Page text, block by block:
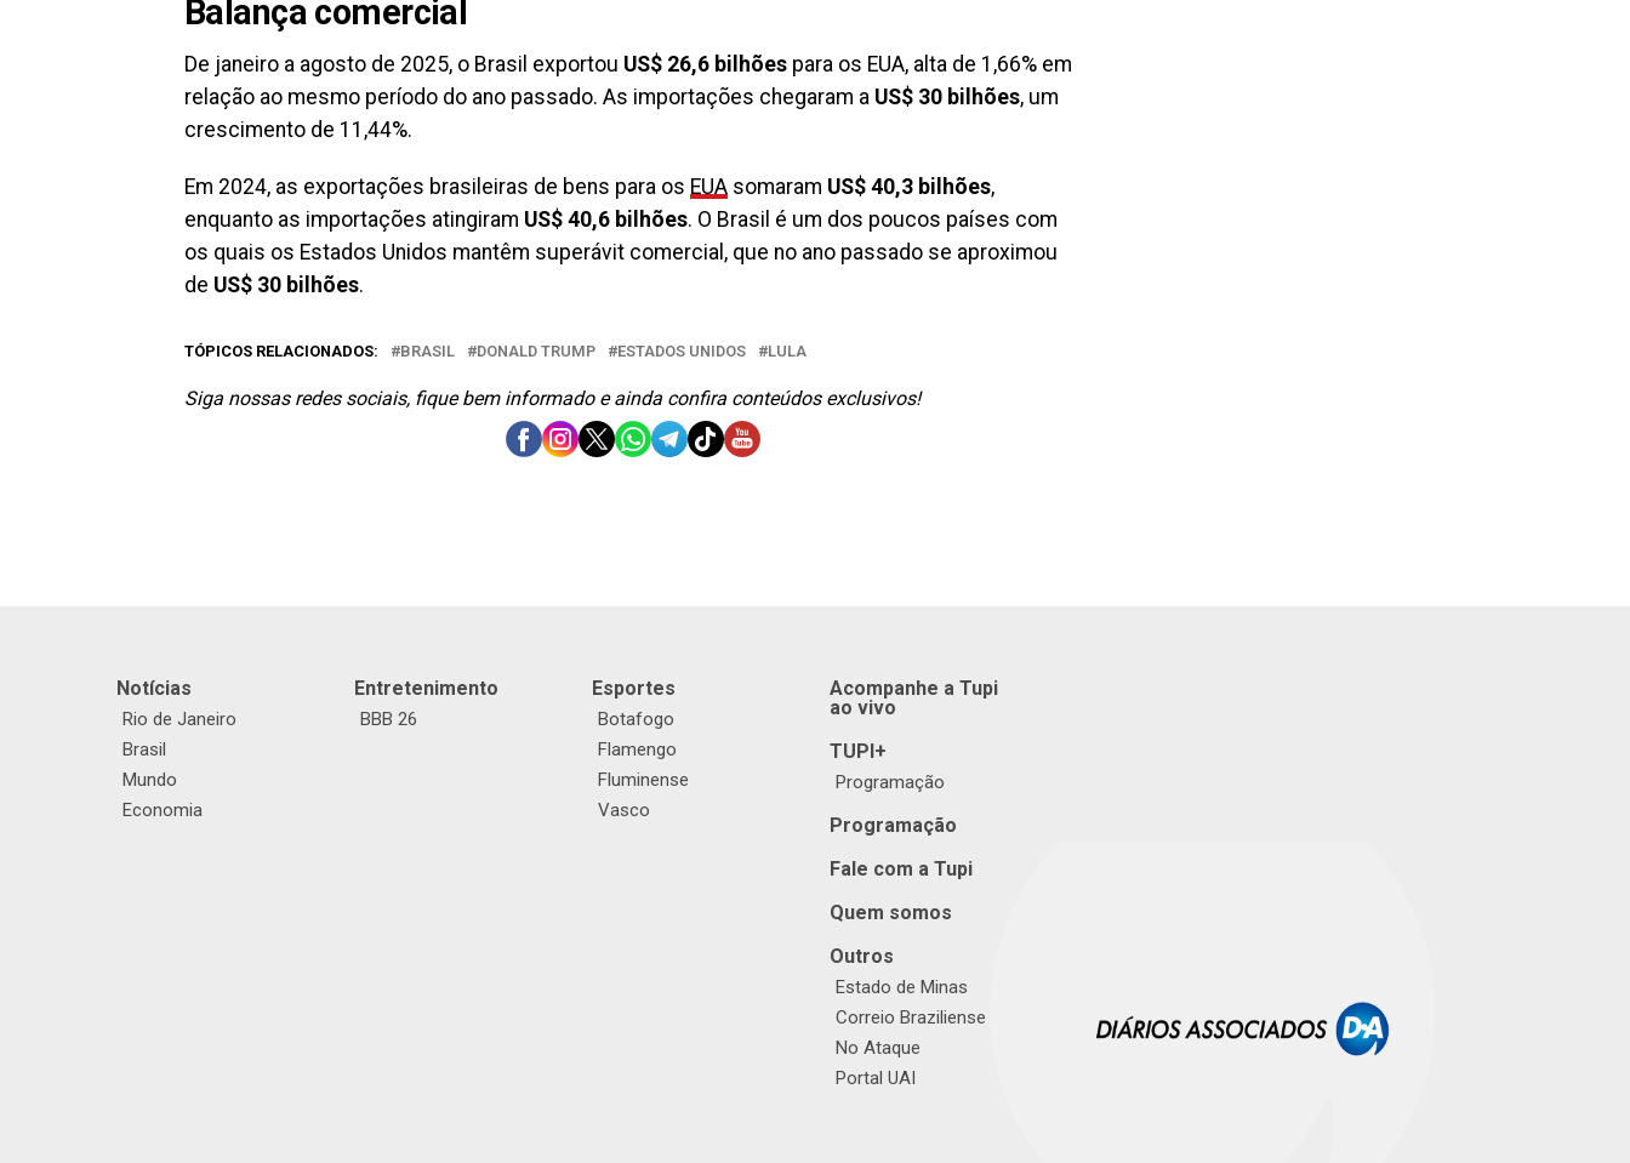
Balança comercial
De janeiro a agosto de 2025, o Brasil exportou US$ 26,6 bilhões para os EUA, alta de 1,66% em
relação ao mesmo período do ano passado. As importações chegaram a US$ 30 bilhões, um
crescimento de 11,44%.
Em 2024, as exportações brasileiras de bens para os EUA somaram US$ 40,3 bilhões,
enquanto as importações atingiram US$ 40,6 bilhões. O Brasil é um dos poucos países com
os quais os Estados Unidos mantêm superávit comercial, que no ano passado se aproximou
de US$ 30 bilhões.
TÓPICOS RELACIONADOS: BRASIL DONALD TRUMP ESTADOS UNIDOS LULA
Siga nossas redes sociais, fique bem informado e ainda confira conteúdos exclusivos!
Notícias
Rio de Janeiro
Brasil
Mundo
Economia
Entretenimento
BBB 26
Esportes
Botafogo
Flamengo
Fluminense
Vasco
Acompanhe a Tupi
ao vivo
TUPI+
Programação
Programação
Fale com a Tupi
Quem somos
Outros
Estado de Minas
Correio Braziliense
No Ataque
Portal UAI